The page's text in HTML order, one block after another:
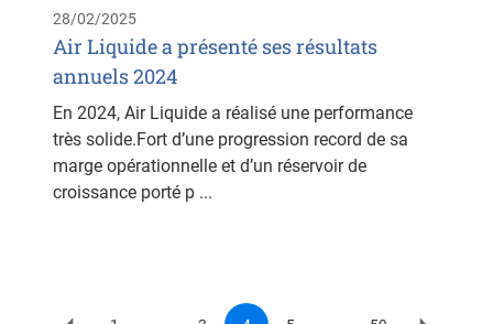
28/02/2025
Air Liquide a présenté ses résultats
annuels 2024
En 2024, Air Liquide a réalisé une performance
très solide.Fort d’une progression record de sa
marge opérationnelle et d’un réservoir de
croissance porté p ...